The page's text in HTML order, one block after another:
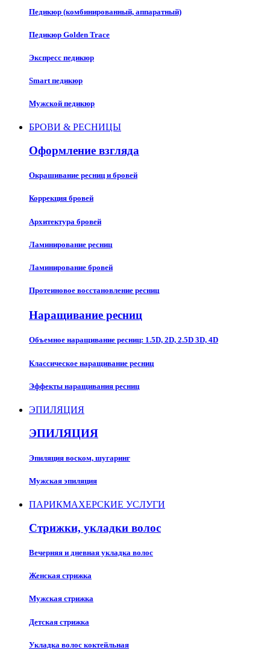
Педикюр (комбинированный, аппаратный)
Педикюр Golden Trace
Экспресс педикюр
Smart педикюр
Мужской педикюр
БРОВИ & РЕСНИЦЫ
Оформление взгляда
Окрашивание ресниц и бровей
Коррекция бровей
Архитектура бровей
Ламинирование ресниц
Ламинирование бровей
Протеиновое восстановление ресниц
Наращивание ресниц​
Объемное наращивание ресниц: 1.5D, 2D, 2.5D 3D, 4D
Классическое наращивание ресниц
Эффекты наращивания ресниц
ЭПИЛЯЦИЯ
ЭПИЛЯЦИЯ
Эпиляция воском, шугаринг
Мужская эпиляция
ПАРИКМАХЕРСКИЕ УСЛУГИ
Стрижки, укладки волос
Вечерняя и дневная укладка волос
Женская стрижка
Мужская стрижка
Детская стрижка
Укладка волос коктейльная